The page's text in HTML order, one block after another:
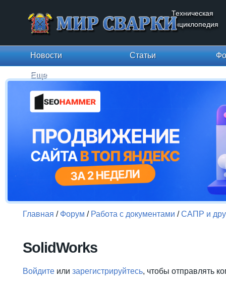
Техническая
энциклопедия
Новости Статьи
Еще
Главная / Форум / Работа с документами /САПР и
SolidWorks
Войдите или зарегистрируйтесь, чтобы отправлять